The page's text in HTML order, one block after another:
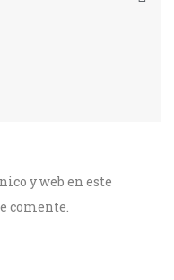
y web en este
comente.